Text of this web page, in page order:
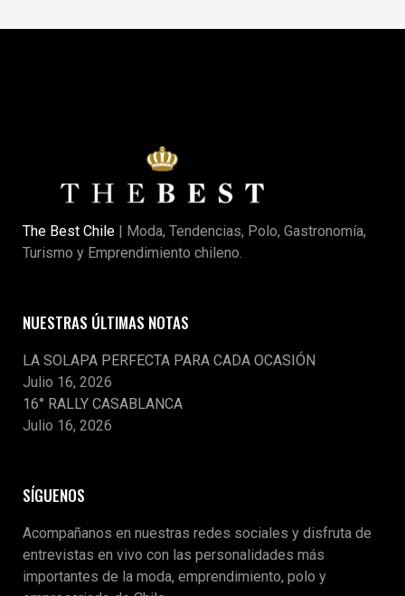
The Best Chile | Moda, Tendencias, Polo, Gastronomía,
Turismo y Emprendimiento chileno.
NUESTRAS ÚLTIMAS NOTAS
LA SOLAPA PERFECTA PARA CADA OCASIÓN
Julio 16, 2026
16° RALLY CASABLANCA
Julio 16, 2026
SÍGUENOS
Acompañanos en nuestras redes sociales y disfruta de
entrevistas en vivo con las personalidades más
importantes de la moda, emprendimiento, polo y